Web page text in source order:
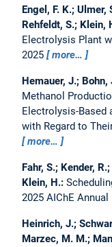
Engel, F. K.;
Rehfeldt, S.; Klein,
Electrolysis Plant
2025
more…
Hemauer, J.;
Methanol
Electrolysis-Based
with Regard to
more…
Fahr, S.; Kender,
Klein, H.:
2025 AIChE
Heinrich, J.;
Marzec, M. M.;